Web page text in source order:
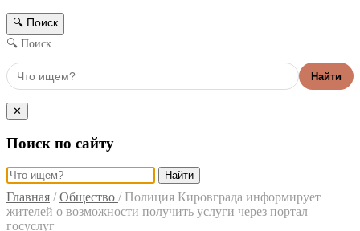
🔍 Поиск
🔍 Поиск
Найти
✕
Поиск по сайту
Найти
Главная / Общество / Полиция Кировграда информирует
жителей о возможности получить услуги через портал
госуслуг